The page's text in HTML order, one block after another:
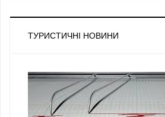
ТУРИСТИЧНІ НОВИНИ